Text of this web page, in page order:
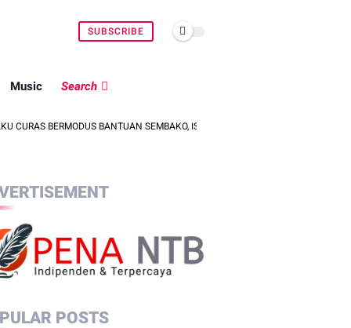
SUBSCRIBE
Music Search
BERMODUS BANTUAN SEMBAKO, ISU PENCULIKAN ANAK DIPASTIKAN HOAKS
POSTS